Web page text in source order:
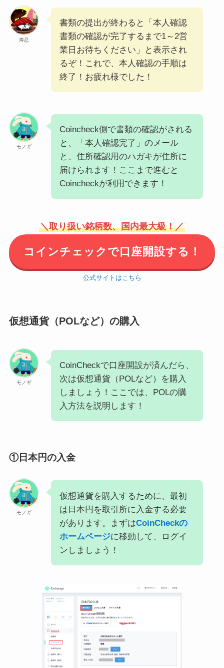
寿忍
書類の提出が終わると「本人確認
書類の確認が完了するまで1～2営
業日お待ちください」と表示され
るぞ！これで、本人確認の手順は
終了！お疲れ様でした！
モノギ
Coincheck側で書類の確認がされる
と、「本人確認完了」のメール
と、住所確認用のハガキが住所に
届けられます！ここまで進むと
Coincheckが利用できます！
＼取り扱い銘柄数、国内最大級！／
コインチェックで口座開設する！
公式サイトはこちら
仮想通貨（POLなど）の購入
モノギ
CoinCheckで口座開設が済んだら、
次は仮想通貨（POLなど）を購入
しましょう！ここでは、POLの購
入方法を説明します！
①日本円の入金
モノギ
仮想通貨を購入するために、最初
は日本円を取引所に入金する必要
があります。まずはCoinCheckの
ホームページに移動して、ログイ
ンしましょう！